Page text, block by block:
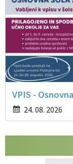
VPIS -
24. 08. 2026